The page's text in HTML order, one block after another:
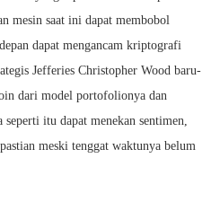
mesin saat ini dapat membobol
dapat mengancam kriptografi
Jefferies Christopher Wood baru-
dari model portofolionya dan
itu dapat menekan sentimen,
meski tenggat waktunya belum